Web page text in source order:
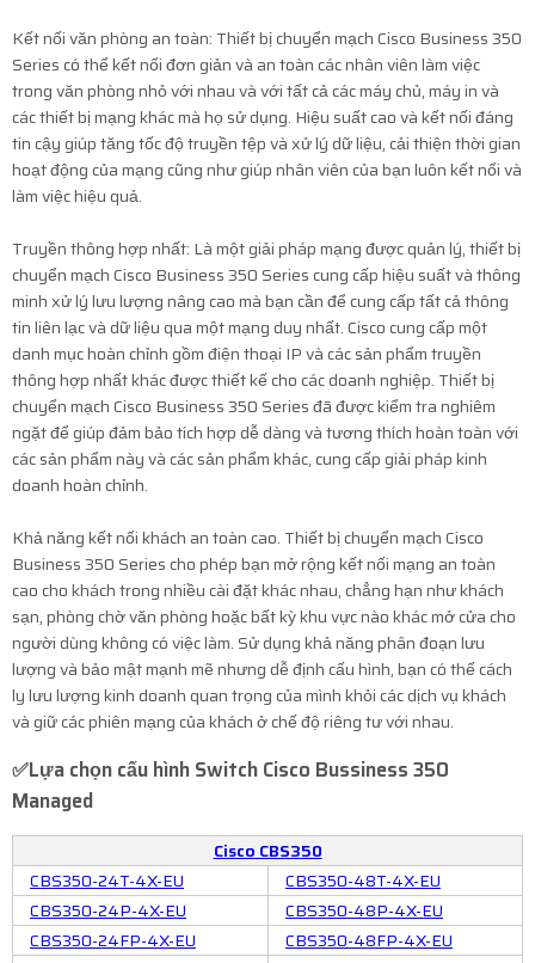
Kết nối văn phòng an toàn: Thiết bị chuyển mạch Cisco Business 350
Series có thể kết nối đơn giản và an toàn các nhân viên làm việc
trong văn phòng nhỏ với nhau và với tất cả các máy chủ, máy in và
các thiết bị mạng khác mà họ sử dụng. Hiệu suất cao và kết nối đáng
tin cậy giúp tăng tốc độ truyền tệp và xử lý dữ liệu, cải thiện thời gian
hoạt động của mạng cũng như giúp nhân viên của bạn luôn kết nối và
làm việc hiệu quả.
Truyền thông hợp nhất: Là một giải pháp mạng được quản lý, thiết bị
chuyển mạch Cisco Business 350 Series cung cấp hiệu suất và thông
minh xử lý lưu lượng nâng cao mà bạn cần để cung cấp tất cả thông
tin liên lạc và dữ liệu qua một mạng duy nhất. Cisco cung cấp một
danh mục hoàn chỉnh gồm điện thoại IP và các sản phẩm truyền
thông hợp nhất khác được thiết kế cho các doanh nghiệp. Thiết bị
chuyển mạch Cisco Business 350 Series đã được kiểm tra nghiêm
ngặt để giúp đảm bảo tích hợp dễ dàng và tương thích hoàn toàn với
các sản phẩm này và các sản phẩm khác, cung cấp giải pháp kinh
doanh hoàn chỉnh.
Khả năng kết nối khách an toàn cao. Thiết bị chuyển mạch Cisco
Business 350 Series cho phép bạn mở rộng kết nối mạng an toàn
cao cho khách trong nhiều cài đặt khác nhau, chẳng hạn như khách
sạn, phòng chờ văn phòng hoặc bất kỳ khu vực nào khác mở cửa cho
người dùng không có việc làm. Sử dụng khả năng phân đoạn lưu
lượng và bảo mật mạnh mẽ nhưng dễ định cấu hình, bạn có thể cách
ly lưu lượng kinh doanh quan trọng của mình khỏi các dịch vụ khách
và giữ các phiên mạng của khách ở chế độ riêng tư với nhau.
✅Lựa chọn cấu hìnhSwitch Cisco Bussiness 350
Managed
Cisco CBS350
CBS350-24T-4X-EU
CBS350-48T-4X-EU
CBS350-24P-4X-EU
CBS350-48P-4X-EU
CBS350-24FP-4X-EU
CBS350-48FP-4X-EU